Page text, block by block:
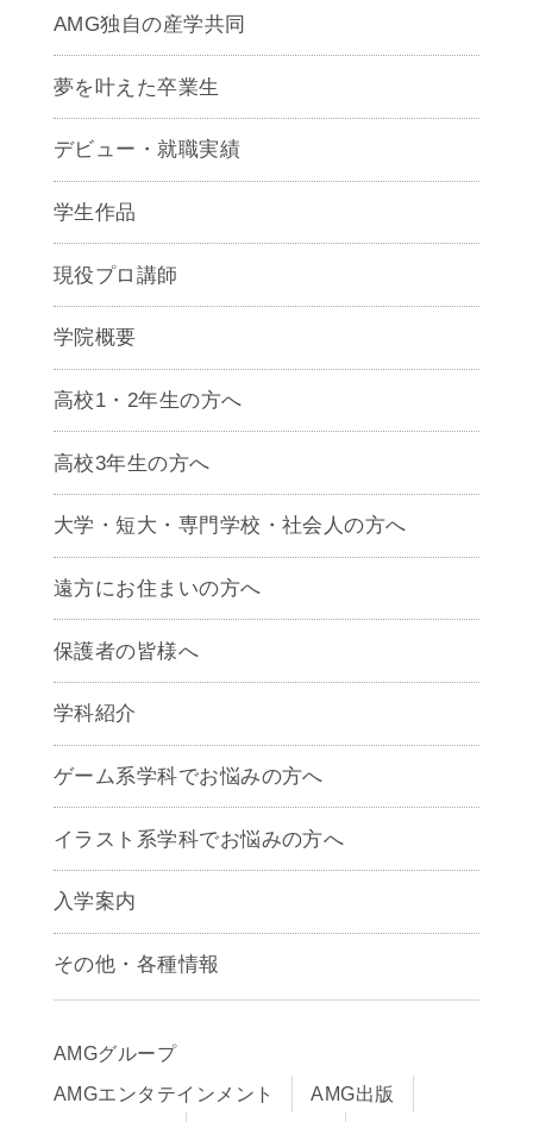
AMG独自の産学共同
夢を叶えた卒業生
デビュー・就職実績
学生作品
現役プロ講師
学院概要
高校1・2年生の方へ
高校3年生の方へ
大学・短大・専門学校・社会人の方へ
遠方にお住まいの方へ
保護者の皆様へ
学科紹介
ゲームクリエイター学科
CG学科
アニメーション学科
声優学科
ゲーム系学科でお悩みの方へ
イラスト系学科でお悩みの方へ
入学案内
募集要項
早期出願制度・AOエントリー
入学までの流れ
学費サポート・各種制度
その他・各種情報
アクセス
サイトポリシー
在校生・保護者の方へ
AMGグループ
AMGエンタテインメント
AMG出版